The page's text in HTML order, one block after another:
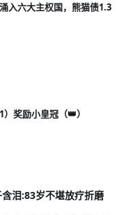
入六大主权国，熊猫债1.3
奖励小皇冠（👑）
泪:83岁不堪放疗折磨